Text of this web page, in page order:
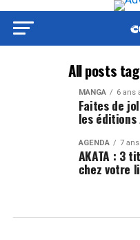
All posts
MANGA 6 ans
Faites de
les éditions
AGENDA 7
AKATA : 3
chez votre